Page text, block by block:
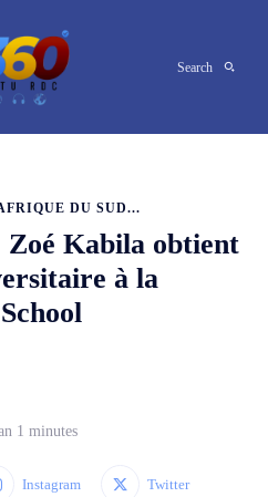
Search
DU SUD...
Kabila obtient
à la
1 minutes
Instagram Twitter